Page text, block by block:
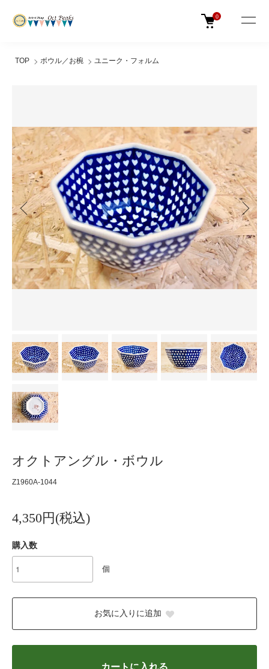
0
TOP ボウル／お椀 ユニーク・フォルム
オクトアングル・ボウル
Z1960A-1044
4,350円(税込)
購入数
個
お気に入りに追加
カートに入れる